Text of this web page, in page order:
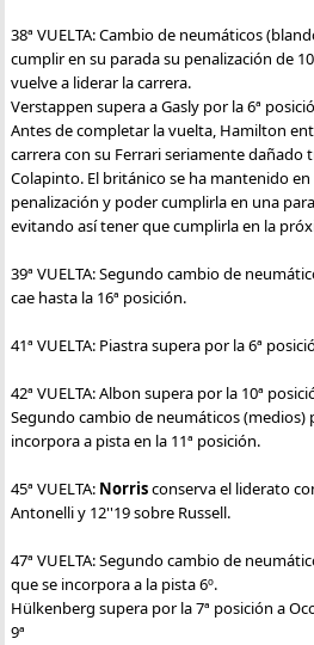
38ª VUELTA: Cambio de neumáticos
cumplir en su parada su penalización de
vuelve a liderar la carrera.
Verstappen supera a Gasly por la 6ª
Antes de completar la vuelta, Hamilton
carrera con su Ferrari seriamente dañado
Colapinto. El británico se ha mantenido
penalización y poder cumplirla en una
evitando así tener que cumplirla en la
39ª VUELTA: Segundo cambio de
cae hasta la 16ª posición.
41ª VUELTA: Piastra supera por la 6ª
42ª VUELTA: Albon supera por la 10ª
Segundo cambio de neumáticos (medios)
incorpora a pista en la 11ª posición.
45ª VUELTA: Norrisconserva el liderato
Antonelli y 12''19 sobre Russell.
47ª VUELTA: Segundo cambio de
que se incorpora a la pista 6º.
Hülkenberg supera por la 7ª posición a
9ª